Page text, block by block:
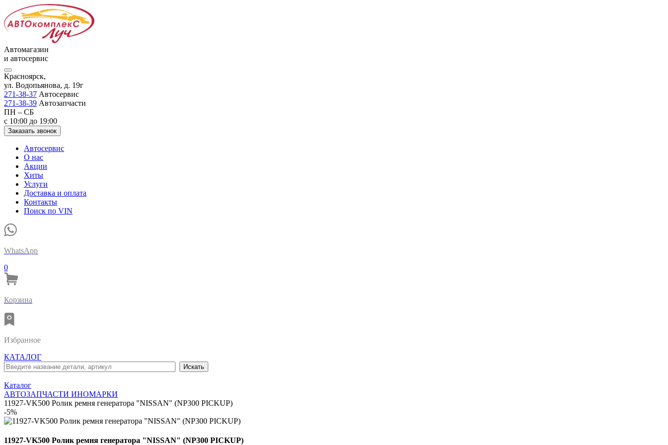
Автомагазин
и автосервис
Красноярск,
ул. Водопьянова, д. 19г
271-38-37 Автосервис
271-38-39 Автозапчасти
ПН – СБ
с 10:00 до 19:00
Заказать звонок
Автосервис
О нас
Акции
Хиты
Услуги
Доставка и оплата
Контакты
Поиск по VIN
WhatsApp
0
Корзина
Избранное
КАТАЛОГ
Каталог
АВТОЗАПЧАСТИ ИНОМАРКИ
11927-VK500 Ролик ремня генератора "NISSAN" (NP300 PICKUP)
-5%
11927-VK500 Ролик ремня генератора "NISSAN" (NP300 PICKUP)